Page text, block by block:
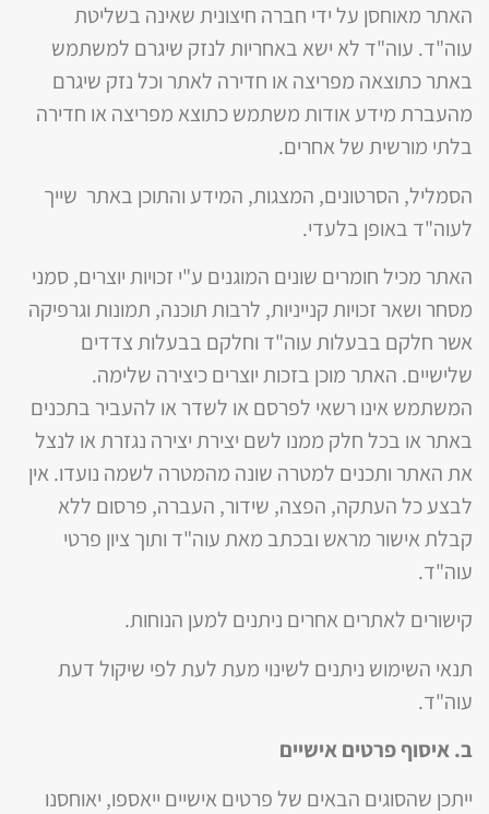
האתר מאוחסן על ידי חברה חיצונית שאינה בשליטת
עוה"ד. עוה"ד לא ישא באחריות לנזק שיגרם למשתמש
באתר כתוצאה מפריצה או חדירה לאתר וכל נזק שיגרם
מהעברת מידע אודות משתמש כתוצא מפריצה או חדירה
בלתי מורשית של אחרים.
הסמליל, הסרטונים, המצגות, המידע והתוכן באתר שייך
לעוה"ד באופן בלעדי.
האתר מכיל חומרים שונים המוגנים ע"י זכויות יוצרים, סמני
מסחר ושאר זכויות קנייניות, לרבות תוכנה, תמונות וגרפיקה
אשר חלקם בבעלות עוה"ד וחלקם בבעלות צדדים
שלישיים. האתר מוכן בזכות יוצרים כיצירה שלימה.
המשתמש אינו רשאי לפרסם או לשדר או להעביר בתכנים
באתר או בכל חלק ממנו לשם יצירת יצירה נגזרת או לנצל
את האתר ותכנים למטרה שונה מהמטרה לשמה נועדו. אין
לבצע כל העתקה, הפצה, שידור, העברה, פרסום ללא
קבלת אישור מראש ובכתב מאת עוה"ד ותוך ציון פרטי
עוה"ד.
קישורים לאתרים אחרים ניתנים למען הנוחות.
תנאי השימוש ניתנים לשינוי מעת לעת לפי שיקול דעת
עוה"ד.
ב. איסוף פרטים אישיים
ייתכן שהסוגים הבאים של פרטים אישיים ייאספו, יאוחסנו